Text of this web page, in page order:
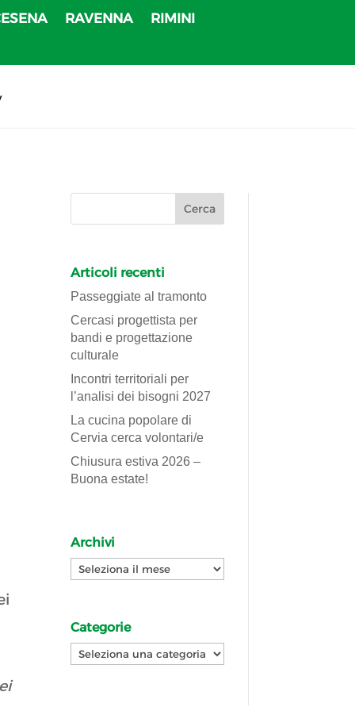
RAVENNA RIMINI
Articoli recenti
Passeggiate al tramonto
Cercasi progettista per
bandi e progettazione
culturale
Incontri territoriali per
l’analisi dei bisogni 2027
La cucina popolare di
Cervia cerca volontari/e
Chiusura estiva 2026 –
Buona estate!
Archivi
Archivi
Categorie
Categorie